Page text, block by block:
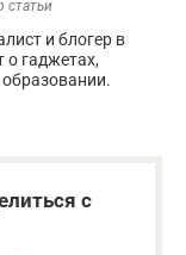
статьи
и блогер в
о гаджетах,
с